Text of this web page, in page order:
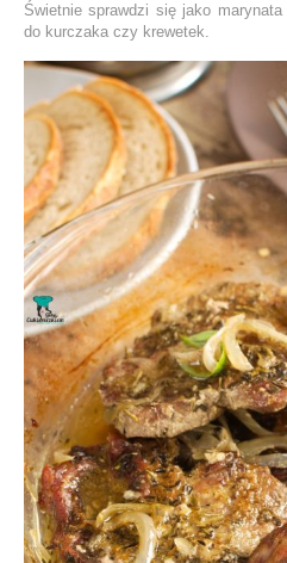
Świetnie sprawdzi się jako
do kurczaka czy krewetek.